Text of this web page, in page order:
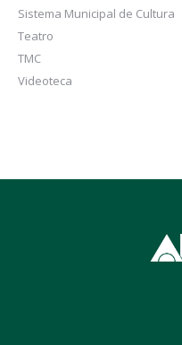
Sistema Municipal de Cultura
Teatro
TMC
Videoteca